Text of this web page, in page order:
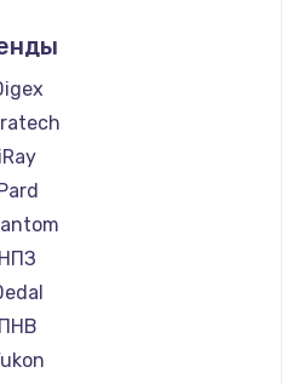
Artelv
Hakko
HALES
Leica
Vector Optics
Carl Zeiss
Zeiss
AGM Global Vision
Pilad
Arkon
iRay
НПЗ
ПНВ